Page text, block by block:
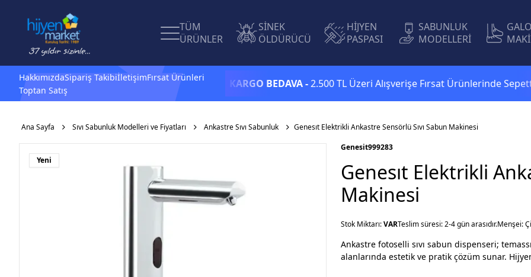
TÜM
ÜRÜNLER
SİNEK
ÖLDÜRÜCÜ
HİJYEN
PASPASI
SABUNLUK
MODELLERİ
HakkımızdaSipariş TakibiİletişimFırsat Ürünleri
Toptan Satış
1.500 TL ve üzeri alışverişlerinizdeKARGO BEDAVA -2.500 TL Üzeri Alışverişe Fırsat Ürünlerinde Sepette
Ana Sayfa Sıvı Sabunluk Modelleri ve Fiyatları Ankastre Sıvı Sabunluk Genesıt Elektrikli Ankastre Sensörlü Sıvı Sabun Makinesi
Yeni
Genesit999283
Genesıt Elektrikli
Makinesi
Stok Miktarı:VARTeslim süresi: 2-4 gün arasıdır.Menşei:
Ankastre fotoselli sıvı sabun dispenseri;
alanlarında estetik ve pratik çözüm sunar.